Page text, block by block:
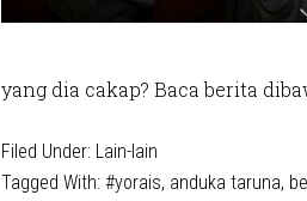
yang dia cakap? Baca berita
Filed Under: Lain-lain
Tagged With: #yorais, anduka taruna,